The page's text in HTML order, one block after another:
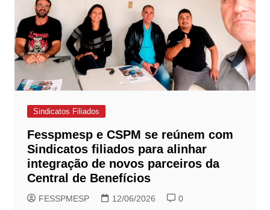
Sindicatos Filiados
Fesspmesp e CSPM se reúnem com
Sindicatos filiados para alinhar
integração de novos parceiros da
Central de Benefícios
FESSPMESP 12/06/2026 0